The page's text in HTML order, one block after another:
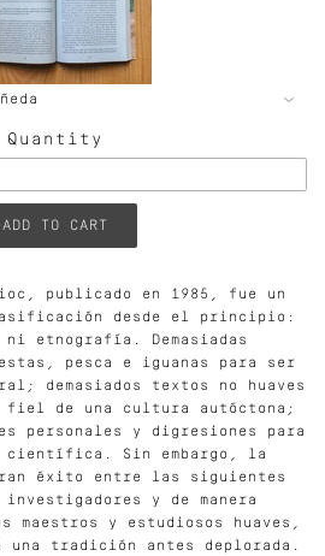
Quantity
publicado en 1985, fue un
desde el principio:
etnografía. Demasiadas
pesca e iguanas para ser
demasiados textos no huaves
de una cultura autóctona;
personales y digresiones para
científica. Sin embargo, la
éxito entre las siguientes
investigadores y de manera
maestros y estudiosos huaves,
una tradición antes deplorada.